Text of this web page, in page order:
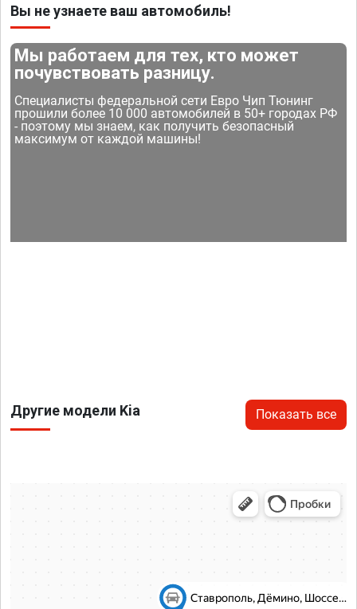
Вы не узнаете ваш автомобиль!
Мы работаем для тех, кто может
почувствовать разницу.
Специалисты федеральной сети Евро Чип Тюнинг
прошили более 10 000 автомобилей в 50+ городах РФ
- поэтому мы знаем, как получить безопасный
максимум от каждой машины!
Другие модели Kia Показать все